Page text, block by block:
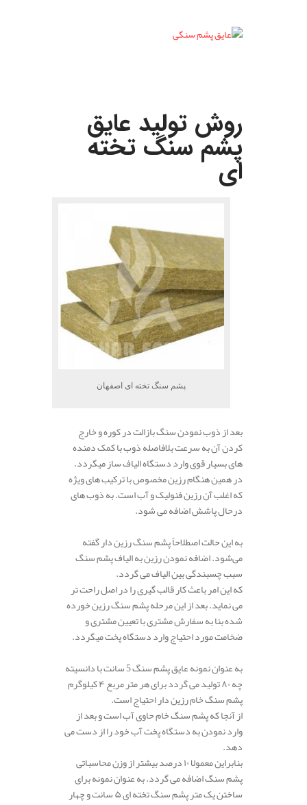
روش تولید عایق
پشم سنگ تخته
ای
پشم سنگ تخته ای اصفهان
بعد از ذوب نمودن سنگ بازالت در کوره و خارج
کردن آن به سرعت بلافاصله ذوب با کمک دمنده
های بسیار قوی وارد دستگاه الیاف ساز میگردد.
در همین هنگام رزین مخصوص با ترکیب های ویژه
که اغلب آن رزین فنولیک و آب است. به ذوب های
درحال پاشش اضافه می شود.
به این حالت اصطلاحاً پشم سنگ رزین دار گفته
می‌شود. اضافه نمودن رزین به الیاف پشم سنگ
سبب چسبندگی بین الیاف می گردد.
که این امر باعث کار قالب گیری را در اصل راحت تر
می نماید. بعد از این مرحله پشم سنگ رزین خورده
شده بنا به سفارش مشتری با تعیین مشتری و
ضخامت مورد احتیاج وارد دستگاه پخت میگردد.
به عنوان نمونه عایق پشم سنگ 5 سانت با دانسیته
چه ۸۰ تولید می گردد برای هر متر مربع ۴ کیلوگرم
پشم سنگ خام رزین دار احتیاج است.
از آنجا که پشم سنگ خام حاوی آب است و بعد از
وارد نمودن به دستگاه پخت آب خود را از دست می
دهد.
بنابراین معمولا ۱۰ درصد بیشتر از وزن محاسباتی
پشم سنگ اضافه می گردد. به عنوان نمونه برای
ساختن یک متر پشم سنگ تخته ای ۵ سانت و چهار